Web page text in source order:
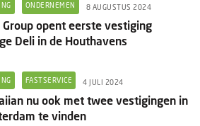
ONDERNEMEN 8 AUGUSTUS 2024
Group opent eerste vestiging
Deli in de Houthavens
FASTSERVICE 4 JULI 2024
nu ook met twee vestigingen in
te vinden